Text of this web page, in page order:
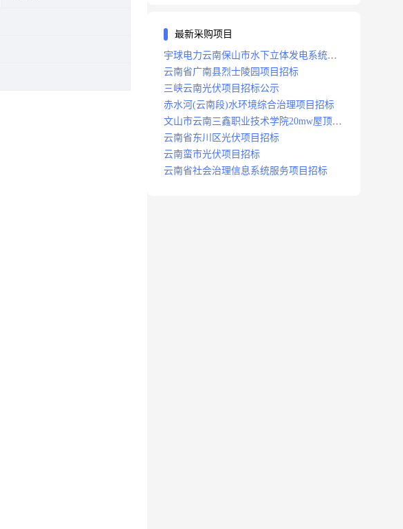
最新采购项目
宇球电力云南保山市水下立体发电系统项
目招标
云南省广南县烈士陵园项目招标
三峡云南光伏项目招标公示
赤水河(云南段)水环境综合治理项目招标
文山市云南三鑫职业技术学院20mw屋顶分
布式光伏设计施工总承包(epc)项目招标
云南省东川区光伏项目招标
云南蛮市光伏项目招标
云南省社会治理信息系统服务项目招标